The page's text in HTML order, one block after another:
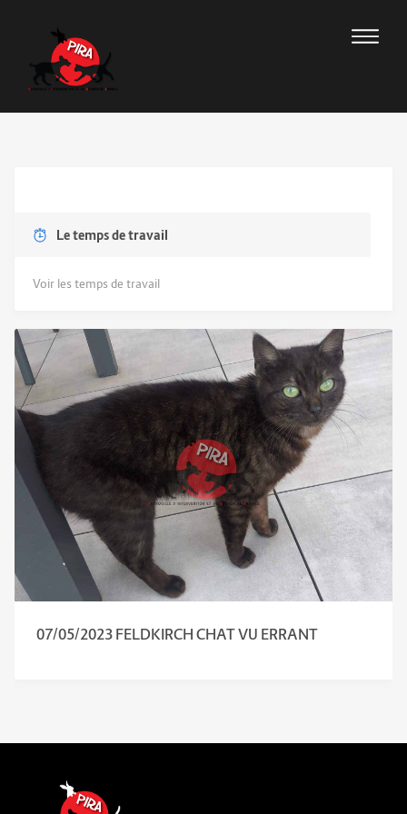
Le temps de travail
Voir les temps de travail
07/05/2023 FELDKIRCH CHAT VU ERRANT